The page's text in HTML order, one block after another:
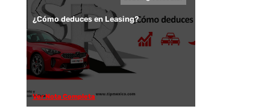
¿Cómo deduces en Leasing?
Ver Nota Completa